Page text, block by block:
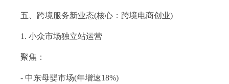
五、跨境服务新业态(核心：跨境电商创业)
1. 小众市场独立站运营
聚焦：
- 中东母婴市场(年增速18%)